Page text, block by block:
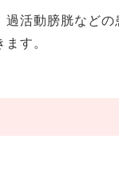
活動膀胱など
す。